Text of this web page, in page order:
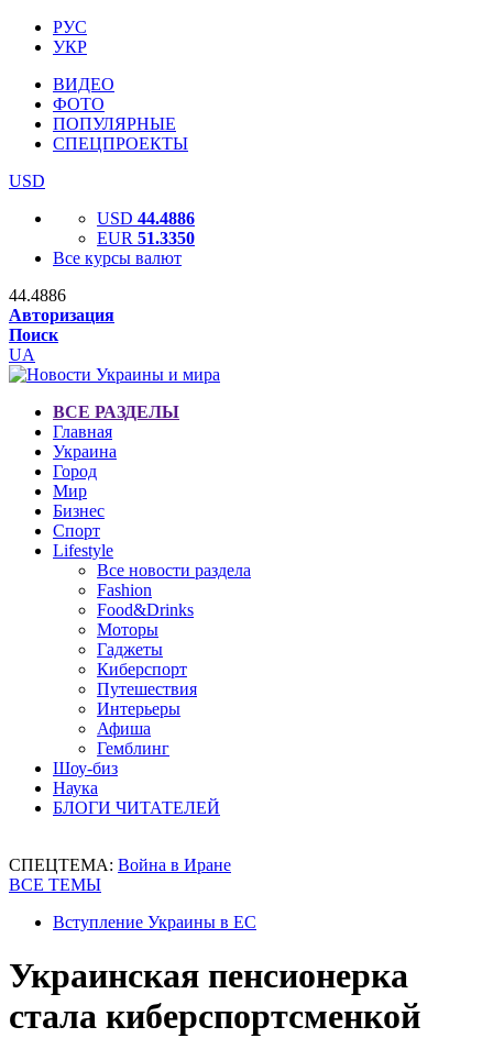
РУС
УКР
ВИДЕО
ФОТО
ПОПУЛЯРНЫЕ
СПЕЦПРОЕКТЫ
USD
USD 44.4886
EUR 51.3350
Все курсы валют
44.4886
Авторизация
Поиск
UA
ВСЕ РАЗДЕЛЫ
Главная
Украина
Город
Мир
Бизнес
Спорт
Lifestyle
Все новости раздела
Fashion
Food&Drinks
Моторы
Гаджеты
Киберспорт
Путешествия
Интерьеры
Афиша
Гемблинг
Шоу-биз
Наука
БЛОГИ ЧИТАТЕЛЕЙ
СПЕЦТЕМА: Война в Иране
ВСЕ ТЕМЫ
Вступление Украины в ЕС
Украинская пенсионерка
стала киберспортсменкой